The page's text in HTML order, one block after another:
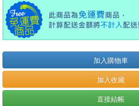
加入購物車
加入收藏
直接結帳